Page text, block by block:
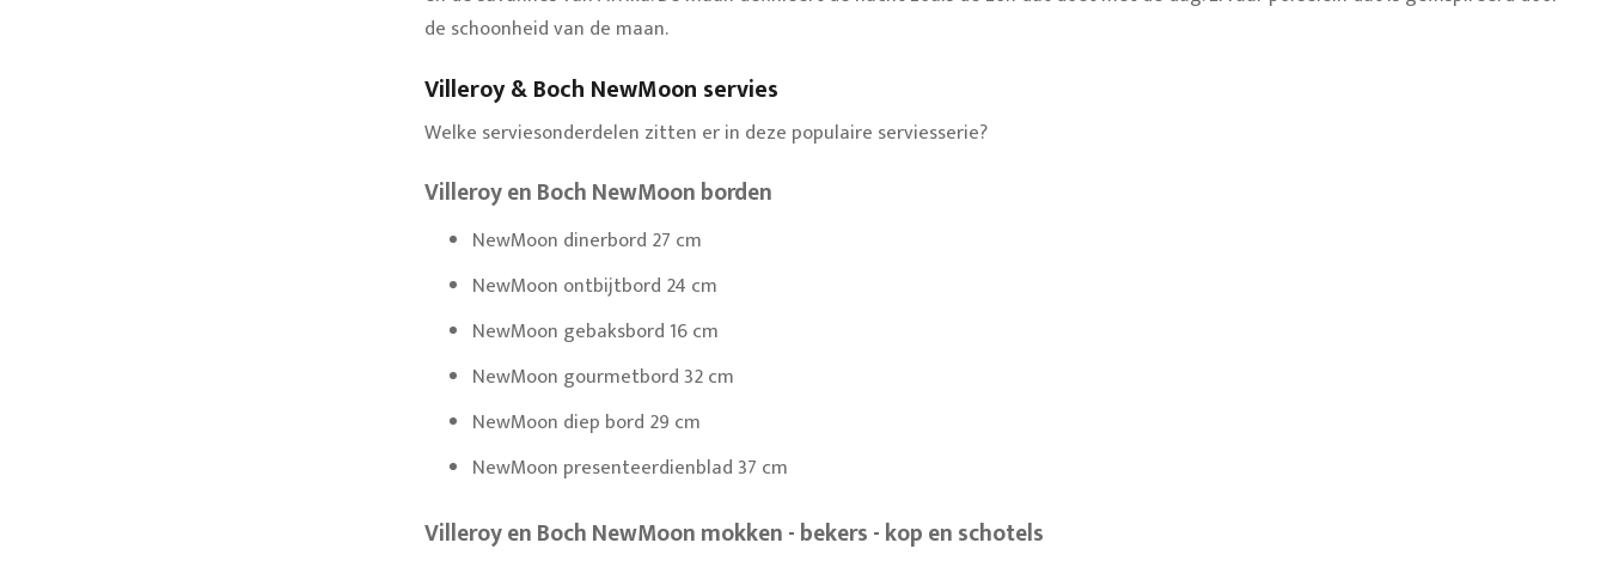
de schoonheid van de maan.
Villeroy & Boch NewMoon servies
Welke serviesonderdelen zitten er in deze populaire serviesserie?
Villeroy en Boch NewMoon borden
NewMoon dinerbord 27 cm
NewMoon ontbijtbord 24 cm
NewMoon gebaksbord 16 cm
NewMoon gourmetbord 32 cm
NewMoon diep bord 29 cm
NewMoon presenteerdienblad 37 cm
Villeroy en Boch NewMoon mokken - bekers - kop en schotels